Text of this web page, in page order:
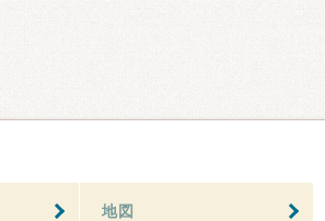
地図